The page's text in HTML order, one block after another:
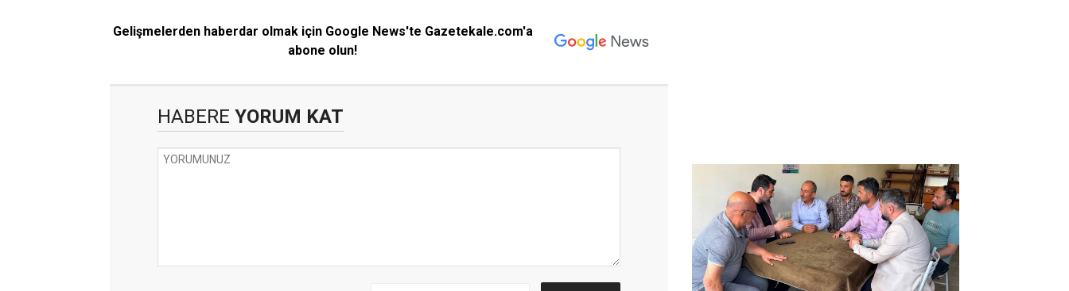
Gelişmelerden haberdar olmak için Google News'te Gazetekale.com'a
abone olun!
HABERE YORUM KAT